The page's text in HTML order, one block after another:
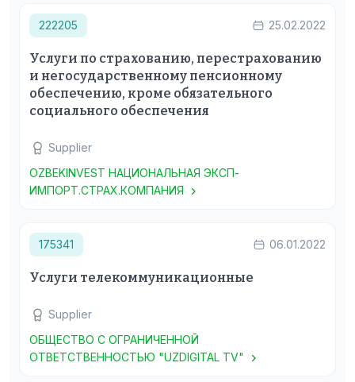
222205 25.02.2022
Услуги по страхованию, перестрахованию
и негосударственному пенсионному
обеспечению, кроме обязательного
социального обеспечения
Supplier
OZBEKINVEST НАЦИОНАЛЬНАЯ ЭКСП-
ИМПОРТ.СТРАХ.КОМПАНИЯ
175341 06.01.2022
Услуги телекоммуникационные
Supplier
ОБЩЕСТВО С ОГРАНИЧЕННОЙ
ОТВЕТСТВЕННОСТЬЮ "UZDIGITAL TV"